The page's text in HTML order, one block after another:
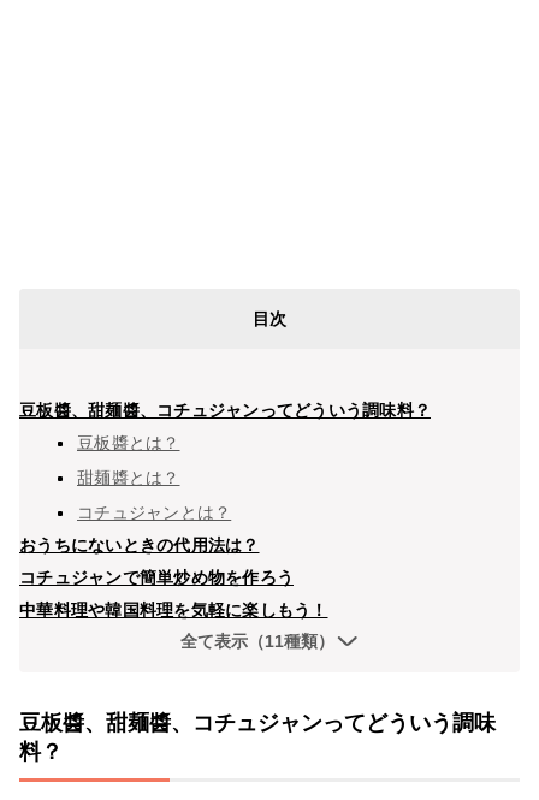
目次
豆板醬、甜麺醬、コチュジャンってどういう調味料？
豆板醬とは？
甜麺醬とは？
コチュジャンとは？
おうちにないときの代用法は？
コチュジャンで簡単炒め物を作ろう
中華料理や韓国料理を気軽に楽しもう！
全て表示（11種類）
豆板醬、甜麺醬、コチュジャンってどういう調味
料？